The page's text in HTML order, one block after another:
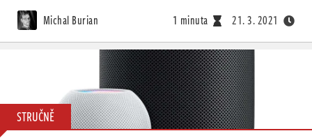
Michal Burian 1 minuta 21. 3. 2021
STRUČNĚ